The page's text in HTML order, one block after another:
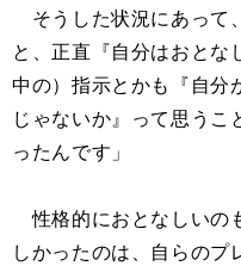
そうした状況にあって
と、正直『自分はおとな
中の）指示とかも『自分
じゃないか』って思うこ
ったんです」
性格的におとなしいの
しかったのは、自らの